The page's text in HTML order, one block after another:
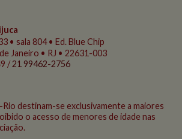
• sala 804 • Ed. Blue Chip
Janeiro • RJ • 22631-003
/21 99462-2756
Rio destinam-se exclusivamente a maiores
o acesso de menores de idade nas